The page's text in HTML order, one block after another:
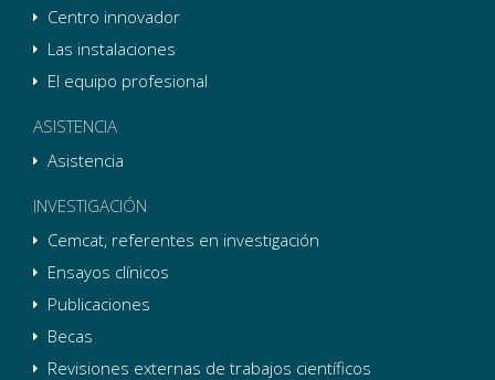
Centro innovador
Las instalaciones
El equipo profesional
ASISTENCIA
Asistencia
INVESTIGACIÓN
Cemcat, referentes en investigación
Ensayos clínicos
Publicaciones
Becas
Revisiones externas de trabajos científicos